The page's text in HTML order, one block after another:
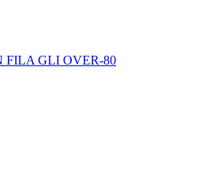
FILA GLI OVER-80